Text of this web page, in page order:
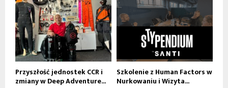
Przyszłość jednostek CCR i
zmiany w Deep Adventure...
Szkolenie z Human Factors w
Nurkowaniu i Wizyta...